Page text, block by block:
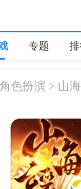
专题
角色扮演 > 山